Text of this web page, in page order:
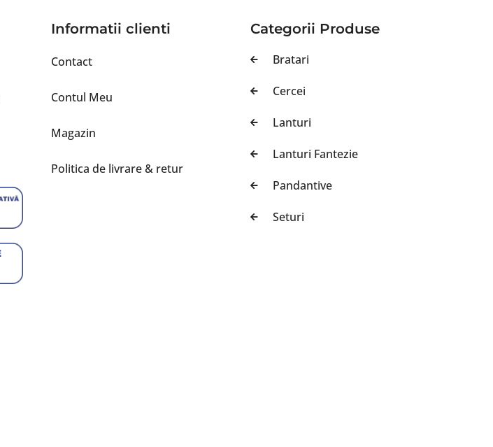
Informatii clienti
Contact
Contul Meu
Magazin
Politica de livrare & retur
Categorii Produse
Bratari
Cercei
Lanturi
Lanturi Fantezie
Pandantive
Seturi